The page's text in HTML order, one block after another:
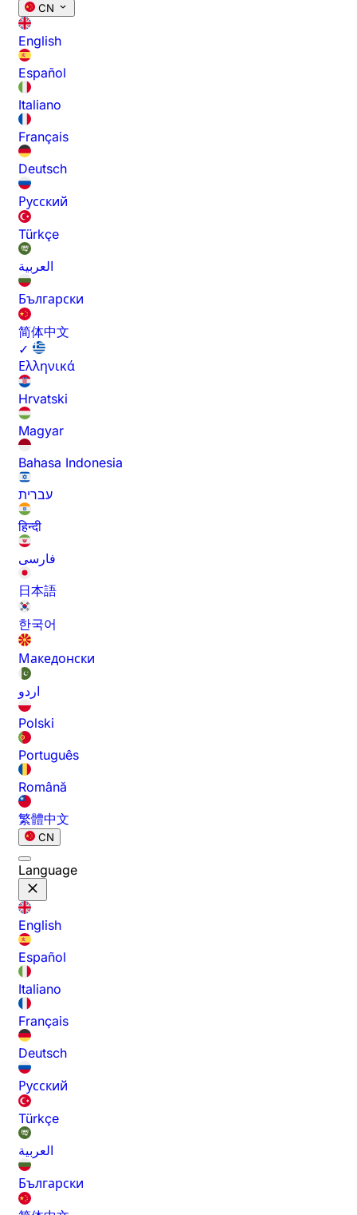
CN
English
Español
Italiano
Français
Deutsch
Русский
Türkçe
العربية
Български
简体中文
✓
Ελληνικά
Hrvatski
Magyar
Bahasa Indonesia
עברית
हिन्दी
فارسی
日本語
한국어
Македонски
اردو
Polski
Português
Română
繁體中文
CN
Language
English
Español
Italiano
Français
Deutsch
Русский
Türkçe
العربية
Български